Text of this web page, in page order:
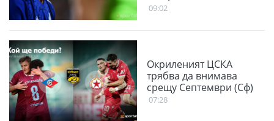
09:02
Окриленият ЦСКА
трябва да внимава
срещу Септември (Сф)
07:28